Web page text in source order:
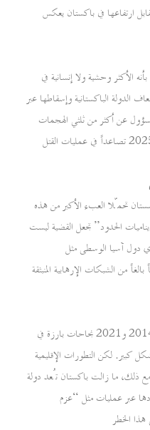
ارتفاعها في باكستان يعكس
الأكثر وحشية ولا إنسانية في
الدولة الباكستانية وإسقاطها عبر
عن أكثر من ثلثي الهجمات
الإرهابية منذ عام 2007، فيما شهد عام 2025 تصاعداً في عمليات القتل
تحمّلا العبء الأكبر من هذه
واعتبر أن “ديناميات الحدود” تجعل القضية ليست
دول آسيا الوسطى مثل
من الشبكات الإرهابية المنبثقة
أقر التقرير بأن باكستان حققت بين عامي 2014 و2021 نجاحات بارزة في
كبير. لكن التطورات الإقليمية
ومع ذلك، ما زالت باكستان تُعد دولة
عبر عمليات مثل “عزم
الخطر